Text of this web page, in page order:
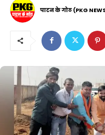
पाटन के गोठ (PKG